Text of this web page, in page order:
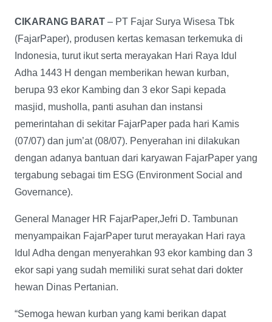
CIKARANG BARAT – PT Fajar Surya Wisesa Tbk
(FajarPaper), produsen kertas kemasan terkemuka di
Indonesia, turut ikut serta merayakan Hari Raya Idul
Adha 1443 H dengan memberikan hewan kurban,
berupa 93 ekor Kambing dan 3 ekor Sapi kepada
masjid, musholla, panti asuhan dan instansi
pemerintahan di sekitar FajarPaper pada hari Kamis
(07/07) dan jum’at (08/07). Penyerahan ini dilakukan
dengan adanya bantuan dari karyawan FajarPaper yang
tergabung sebagai tim ESG (Environment Social and
Governance).
General Manager HR FajarPaper,Jefri D. Tambunan
menyampaikan FajarPaper turut merayakan Hari raya
Idul Adha dengan menyerahkan 93 ekor kambing dan 3
ekor sapi yang sudah memiliki surat sehat dari dokter
hewan Dinas Pertanian.
“Semoga hewan kurban yang kami berikan dapat